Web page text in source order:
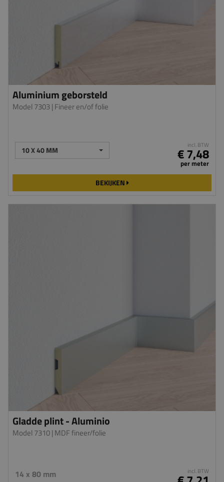
Aluminium geborsteld
Model 7303 | Fineer en/of folie
10 X 40 MM incl. BTW
€ 7,48
per meter
BEKIJKEN
Gladde plint - Aluminio
Model 7310| MDF fineer/folie
14 x 80 mm incl. BTW